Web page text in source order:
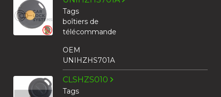
Tags
boîtiers de
télécommande
OEM
UNIHZHS701A
CLSHZS010
Tags